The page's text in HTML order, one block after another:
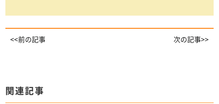
<<前の記事 次の記事>>
関連記事